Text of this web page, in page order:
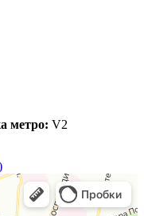
метро: V2